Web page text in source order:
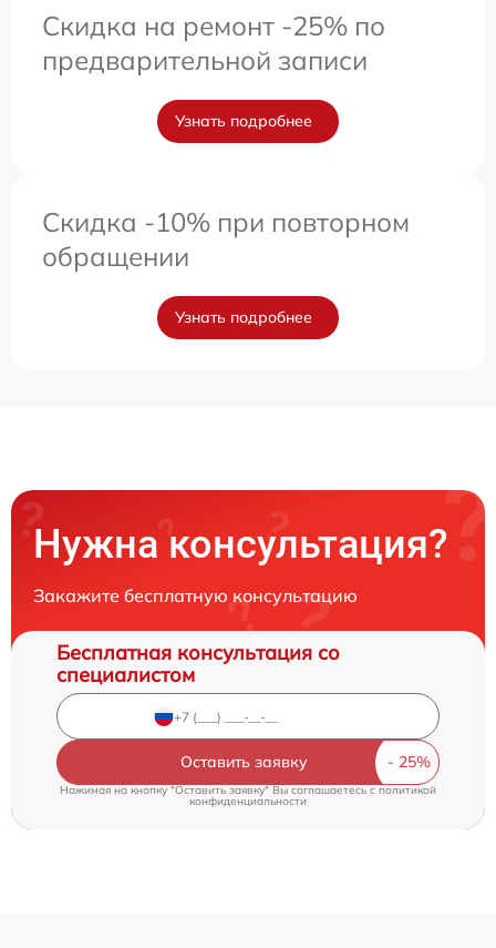
Скидка на ремонт -25% по
предварительной записи
Узнать подробнее
Скидка -10% при повторном
обращении
Узнать подробнее
Нужна консультация?
Закажите бесплатную консультацию
Бесплатная консультация со
специалистом
Оставить заявку
Нажимая на кнопку "Оставить заявку" Вы соглашаетесь c политикой
конфиденциальности